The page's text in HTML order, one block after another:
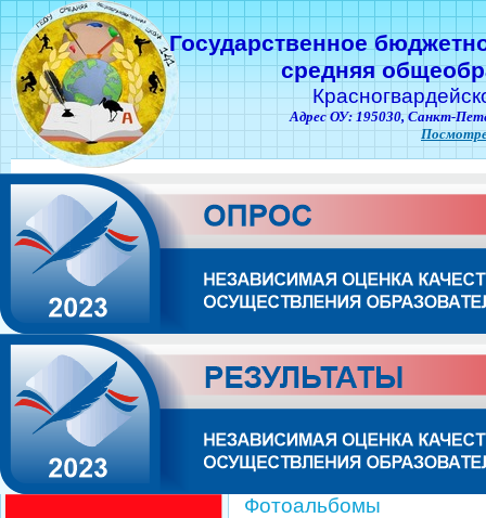
Государственное
средняя
Адрес ОУ: 195030, Санкт-
Фотоальбомы